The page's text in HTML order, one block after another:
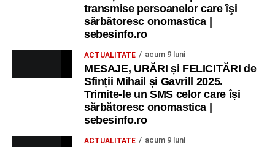
transmise persoanelor care îşi
sărbătoresc onomastica |
sebesinfo.ro
ACTUALITATE acum 9 luni
MESAJE, URĂRI și FELICITĂRI de
Sfinții Mihail și Gavrill 2025.
Trimite-le un SMS celor care își
sărbătoresc onomastica |
sebesinfo.ro
ACTUALITATE acum 9 luni